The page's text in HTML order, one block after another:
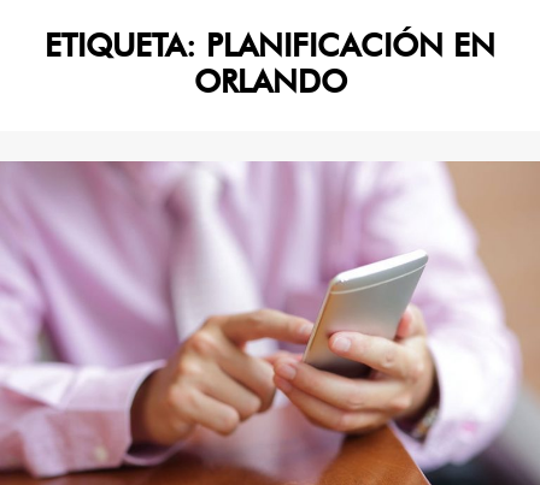
ETIQUETA: PLANIFICACIÓN EN
ORLANDO